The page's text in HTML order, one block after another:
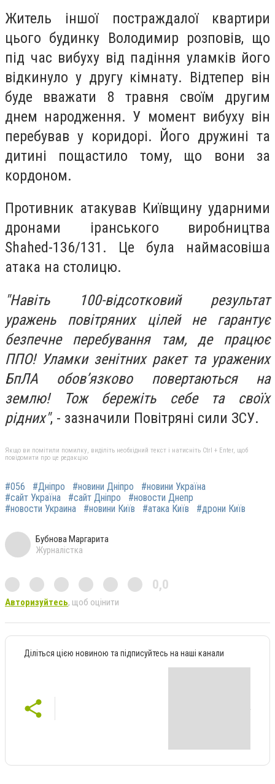
Житель іншої постраждалої квартири
цього будинку Володимир розповів, що
під час вибуху від падіння уламків його
відкинуло у другу кімнату. Відтепер він
буде вважати 8 травня своїм другим
днем народження. У момент вибуху він
перебував у коридорі. Його дружині та
дитині пощастило тому, що вони за
кордоном.
Противник атакував Київщину ударними
дронами іранського виробництва
Shahed-136/131. Це була наймасовіша
атака на столицю.
"Навіть 100-відсотковий результат
уражень повітряних цілей не гарантує
безпечне перебування там, де працює
ППО! Уламки зенітних ракет та уражених
БпЛА обов’язково повертаються на
землю! Тож бережіть себе та своїх
рідних", - зазначили Повітряні сили ЗСУ.
Якщо ви помітили помилку, виділіть необхідний текст і натисніть Ctrl + Enter, щоб
повідомити про це редакцію
#056 #Дніпро #новини Дніпро
#новини Україна
#сайт Україна
#сайт Дніпро
#новости Днепр
#новости Украина
#новини Київ #атака Київ #дрони Київ
Бубнова Маргарита
Журналістка
0,0
Авторизуйтесь, щоб оцінити
Діліться цією новиною та підписуйтесь на наші канали